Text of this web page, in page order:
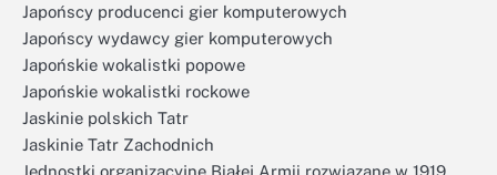
Japońscy producenci gier komputerowych
Japońscy wydawcy gier komputerowych
Japońskie wokalistki popowe
Japońskie wokalistki rockowe
Jaskinie polskich Tatr
Jaskinie Tatr Zachodnich
Jednostki organizacyjne Białej Armii rozwiązane w 1919